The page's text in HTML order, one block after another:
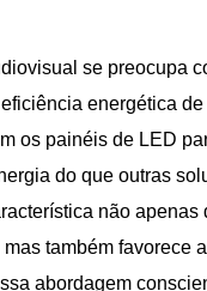
se preocupa
energética
os painéis de LED
do que outras
não apenas
também favorece
abordagem